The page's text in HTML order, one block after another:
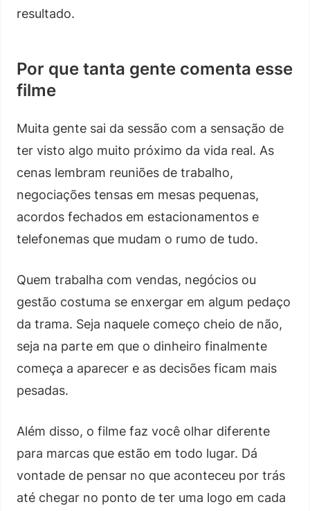
resultado.
Por que tanta gente comenta esse
filme
Muita gente sai da sessão com a sensação de
ter visto algo muito próximo da vida real. As
cenas lembram reuniões de trabalho,
negociações tensas em mesas pequenas,
acordos fechados em estacionamentos e
telefonemas que mudam o rumo de tudo.
Quem trabalha com vendas, negócios ou
gestão costuma se enxergar em algum pedaço
da trama. Seja naquele começo cheio de não,
seja na parte em que o dinheiro finalmente
começa a aparecer e as decisões ficam mais
pesadas.
Além disso, o filme faz você olhar diferente
para marcas que estão em todo lugar. Dá
vontade de pensar no que aconteceu por trás
até chegar no ponto de ter uma logo em cada